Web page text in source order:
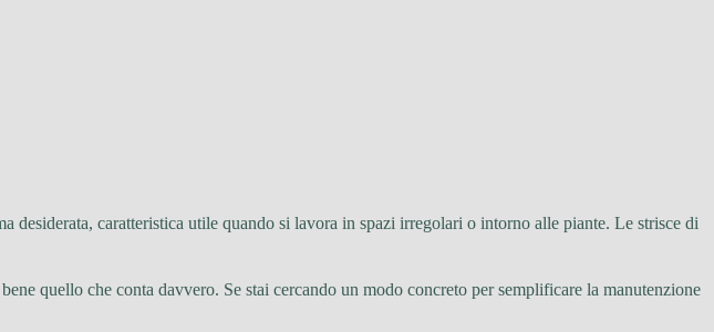
desiderata, caratteristica utile quando si lavora in spazi irregolari o intorno alle piante. Le strisce di
quello che conta davvero. Se stai cercando un modo concreto per semplificare la manutenzione